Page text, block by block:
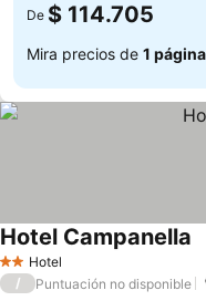
De $ 114.705
Mira precios de 1 página
2 Estrellas
Hotel
Hotel Campanella
/ Puntuación no disponible